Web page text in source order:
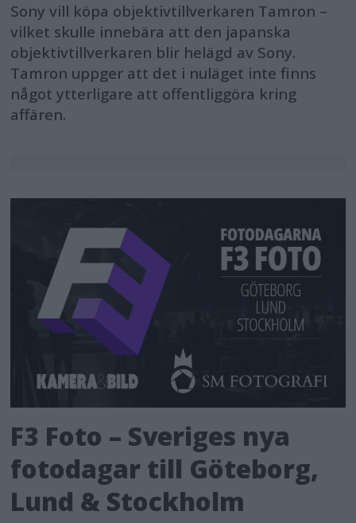
Sony vill köpa objektivtillverkaren Tamron –
vilket skulle innebära att den japanska
objektivtillverkaren blir helägd av Sony.
Tamron uppger att det i nuläget inte finns
något ytterligare att offentliggöra kring
affären.
F3 Foto – Sveriges nya
fotodagar till Göteborg,
Lund & Stockholm